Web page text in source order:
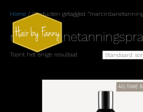
Home / Producten getagged
Toont het enige resultaat